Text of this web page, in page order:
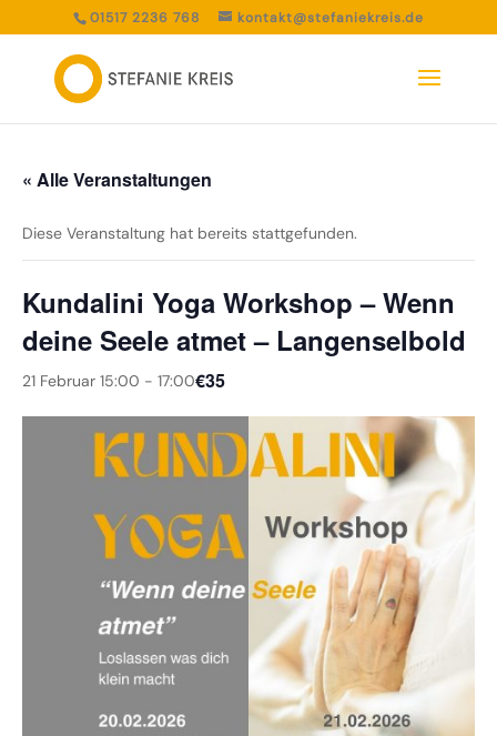
01517 2236 768 kontakt@stefaniekreis.de
« Alle Veranstaltungen
Diese Veranstaltung hat bereits stattgefunden.
Kundalini Yoga Workshop – Wenn
deine Seele atmet – Langenselbold
21 Februar 15:00 - 17:00€35